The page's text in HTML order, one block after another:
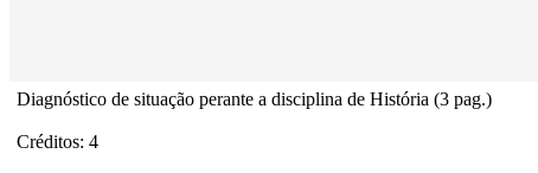
Diagnóstico de situação perante a disciplina de História (3 pag.)
Créditos: 4